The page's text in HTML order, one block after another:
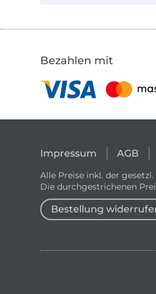
Bezahlen mit
Impressum AGB
Alle Preise inkl. der gesetzl.
Die durchgestrichenen
Bestellung